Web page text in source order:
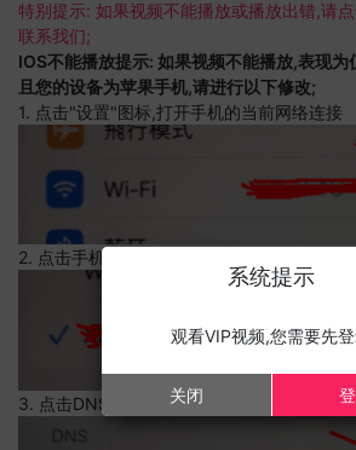
特别提示: 如果视频不能播放或播放出错,请
联系我们;
IOS不能播放提示: 如果视频不能播放,表现
且您的设备为苹果手机,请进行以下修改;
1. 点击"设置"图标,打开手机的当前网络连接
2. 点击手机的当前网络连接,上边有一个感叹
3. 点击DNS设置
系统提示
观看VIP视频,您需要先
关闭